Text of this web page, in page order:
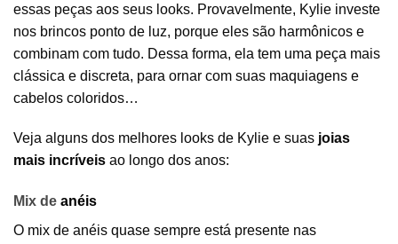
essas peças aos seus looks. Provavelmente, Kylie investe
nos brincos ponto de luz, porque eles são harmônicos e
combinam com tudo. Dessa forma, ela tem uma peça mais
clássica e discreta, para ornar com suas maquiagens e
cabelos coloridos…
Veja alguns dos melhores looks de Kylie e suas joias
mais incríveis ao longo dos anos:
Mix de anéis
O mix de anéis quase sempre está presente nas